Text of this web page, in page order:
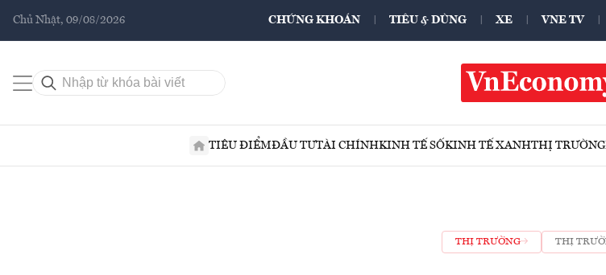
Chủ Nhật, 09/08/2026 CHỨNG KHOÁN TIÊU & DÙNG XE VNE TV
TIÊU ĐIỂMĐẦU TƯTÀI CHÍNHKINH TẾ SỐKINH TẾ XANHTHỊ TRƯỜNG
THỊ TRƯỜNG THỊ